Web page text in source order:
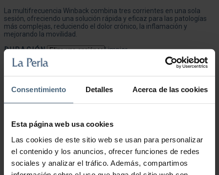
Consentimiento Detalles Acerca de las cookies
Esta página web usa cookies
Las cookies de este sitio web se usan para personalizar
el contenido y los anuncios, ofrecer funciones de redes
sociales y analizar el tráfico. Además, compartimos
La multifrecuencia Winback combina tres corrientes en una sola
sesión, ofreciendo una solución rápida y eficaz para las patologías
más complejas, reduciendo el dolor crónico, la inflamación y
mejorando la movilidad.
DURACIÓN
Limpiar
Winback Back3TX cantidad
Añadir al carrito